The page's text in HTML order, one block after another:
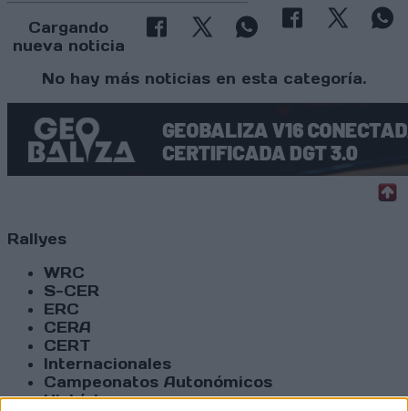
Cargando
nueva noticia
No hay más noticias en esta categoría.
Rallyes
WRC
S-CER
ERC
CERA
CERT
Internacionales
Campeonatos Autonómicos
Históricos